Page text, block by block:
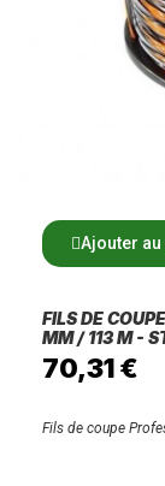
Ajouter au
FILS DE
MM / 113 M -
70,31 €
Fils de coupe